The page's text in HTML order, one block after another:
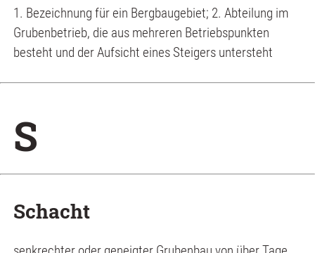
1. Bezeichnung für ein Bergbaugebiet; 2. Abteilung im
Grubenbetrieb, die aus mehreren Betriebspunkten
besteht und der Aufsicht eines Steigers untersteht
S
Schacht